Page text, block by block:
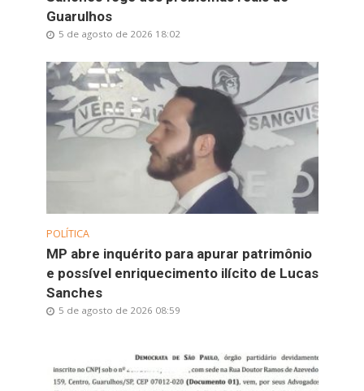
Guarulhos
5 de agosto de 2026 18:02
POLÍTICA
MP abre inquérito para apurar patrimônio
e possível enriquecimento ilícito de Lucas
Sanches
5 de agosto de 2026 08:59